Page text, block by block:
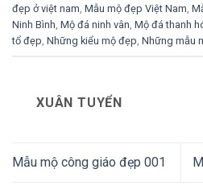
đẹp ở việt nam, Mẫu mộ đẹp Việt Nam,
Ninh Bình, Mộ đá ninh vân, Mộ đá thanh
tổ đẹp, Những kiểu mộ đẹp, Những mẫu
XUÂN TUYỂN
Mẫu mộ công giáo đẹp 001